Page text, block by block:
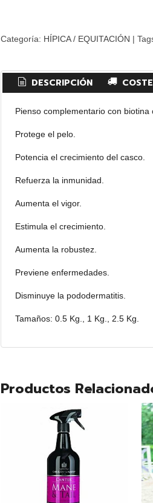
Categoría: HÍPICA / EQUITACIÓN |
DESCRIPCIÓN
Pienso complementario con biotina
Protege el pelo.
Potencia el crecimiento del casco.
Refuerza la inmunidad.
Aumenta el vigor.
Estimula el crecimiento.
Aumenta la robustez.
Previene enfermedades.
Disminuye la pododermatitis.
Tamaños: 0.5 Kg., 1 Kg., 2.5 Kg.
Productos